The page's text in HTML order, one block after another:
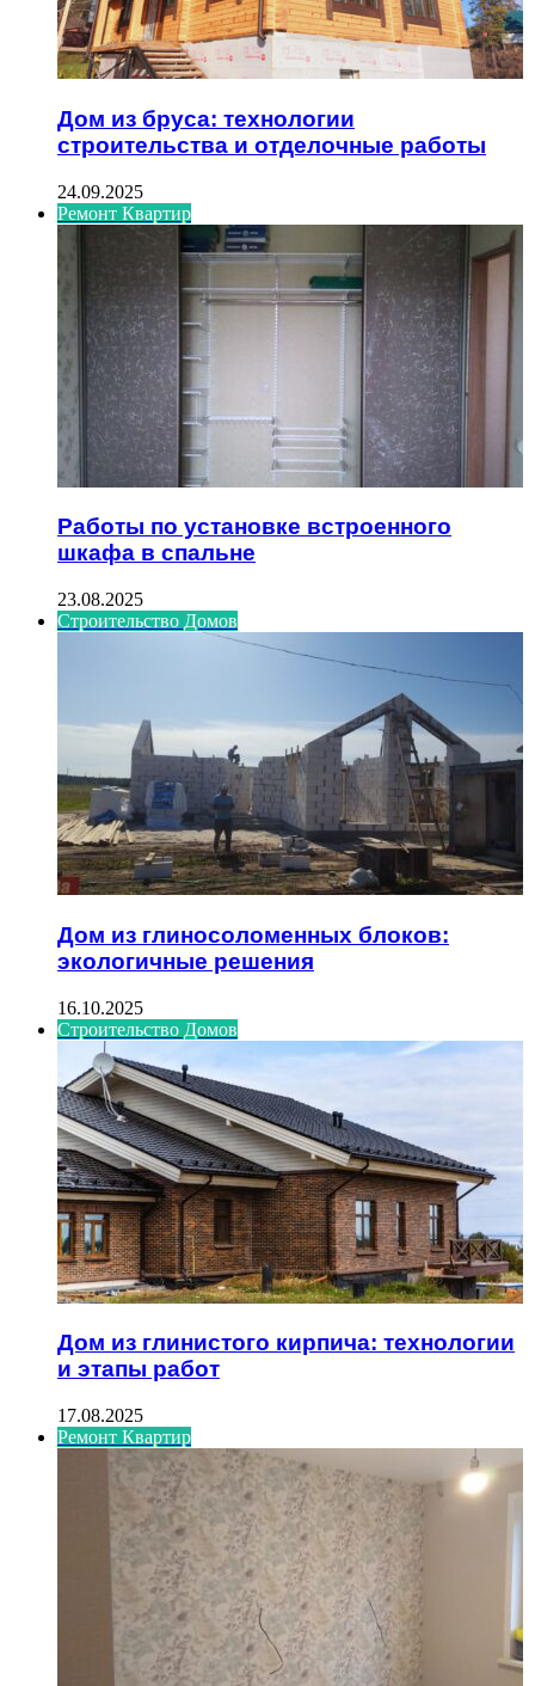
Дом из бруса: технологии
строительства и отделочные работы
24.09.2025
Ремонт Квартир
Работы по установке встроенного
шкафа в спальне
23.08.2025
Строительство Домов
Дом из глиносоломенных блоков:
экологичные решения
16.10.2025
Строительство Домов
Дом из глинистого кирпича: технологии
и этапы работ
17.08.2025
Ремонт Квартир